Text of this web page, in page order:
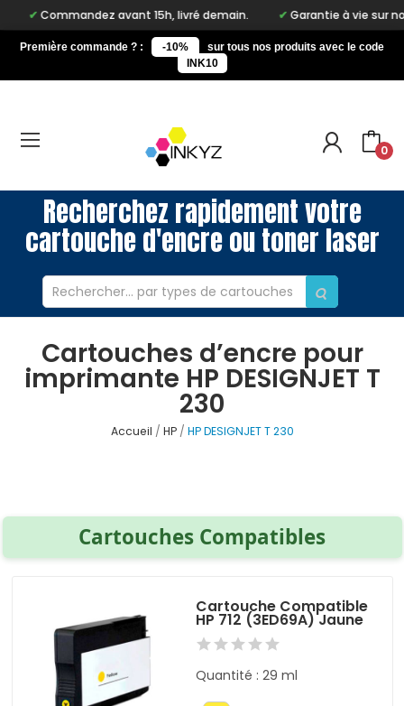
Commandez avant 15h, livré demain. Garantie à vie sur
Première commande ? : -10%
sur tous nos produits avec le code
INK10
0
Recherchez rapidement votre
cartouche d'encre ou toner laser
Cartouches d’encre pour
imprimante HP DESIGNJET T
230
Accueil HP HP DESIGNJET T 230
Cartouches Compatibles
Cartouche Compatible
HP 712 (3ED69A) Jaune
Quantité : 29 ml